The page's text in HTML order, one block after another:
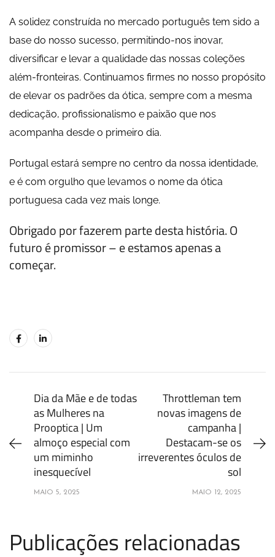
A solidez construída no mercado português tem sido a
base do nosso sucesso, permitindo-nos inovar,
diversificar e levar a qualidade das nossas coleções
além-fronteiras. Continuamos firmes no nosso propósito
de elevar os padrões da ótica, sempre com a mesma
dedicação, profissionalismo e paixão que nos
acompanha desde o primeiro dia.
Portugal estará sempre no centro da nossa identidade,
e é com orgulho que levamos o nome da ótica
portuguesa cada vez mais longe.
Obrigado por fazerem parte desta história. O
futuro é promissor – e estamos apenas a
começar.
Dia da Mãe e de todas
as Mulheres na
Prooptica | Um
almoço especial com
um miminho
inesquecível
MAIO 5, 2025
Throttleman tem
novas imagens de
campanha |
Destacam-se os
irreverentes óculos de
sol
MAIO 12, 2025
Publicações relacionadas